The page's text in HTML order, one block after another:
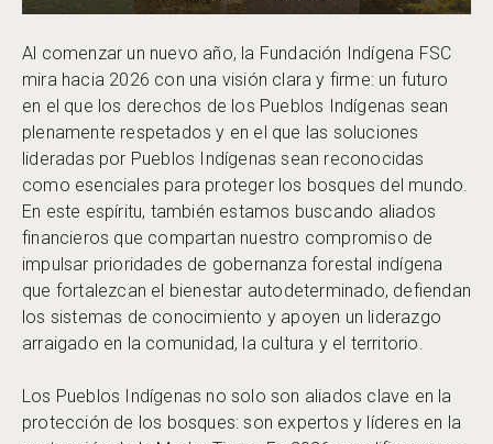
Al comenzar un nuevo año, la Fundación Indígena FSC
mira hacia 2026 con una visión clara y firme: un futuro
en el que los derechos de los Pueblos Indígenas sean
plenamente respetados y en el que las soluciones
lideradas por Pueblos Indígenas sean reconocidas
como esenciales para proteger los bosques del mundo.
En este espíritu, también estamos buscando aliados
financieros que compartan nuestro compromiso de
impulsar prioridades de gobernanza forestal indígena
que fortalezcan el bienestar autodeterminado, defiendan
los sistemas de conocimiento y apoyen un liderazgo
arraigado en la comunidad, la cultura y el territorio.
Los Pueblos Indígenas no solo son aliados clave en la
protección de los bosques: son expertos y líderes en la